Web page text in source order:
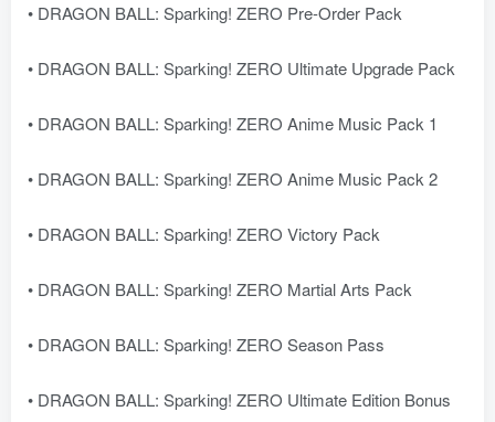
• DRAGON BALL: Sparking! ZERO Pre-Order Pack
• DRAGON BALL: Sparking! ZERO Ultimate Upgrade Pack
• DRAGON BALL: Sparking! ZERO Anime Music Pack 1
• DRAGON BALL: Sparking! ZERO Anime Music Pack 2
• DRAGON BALL: Sparking! ZERO Victory Pack
• DRAGON BALL: Sparking! ZERO Martial Arts Pack
• DRAGON BALL: Sparking! ZERO Season Pass
• DRAGON BALL: Sparking! ZERO Ultimate Edition Bonus